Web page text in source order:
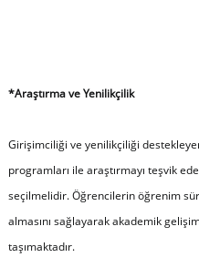
*Araştırma ve Yenilikçilik
Girişimciliği ve yenilikçiliği
programları ile araştırmayı teşvik
seçilmelidir. Öğrencilerin öğrenim
almasını sağlayarak akademik
taşımaktadır.